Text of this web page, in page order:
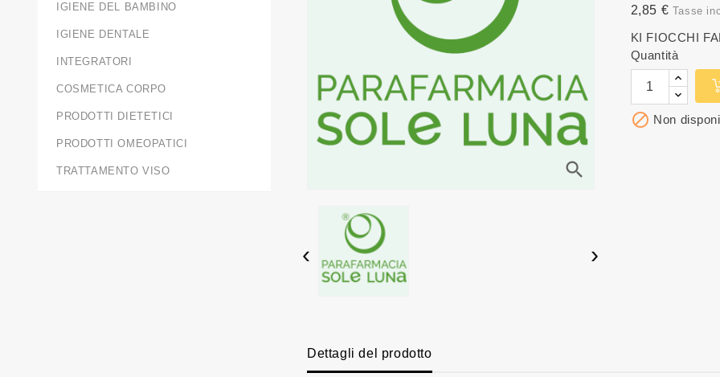
IGIENE DEL BAMBINO
IGIENE DENTALE
INTEGRATORI
COSMETICA CORPO
PRODOTTI DIETETICI
PRODOTTI OMEOPATICI
TRATTAMENTO VISO search
‹ ›
2,85 € Tasse
KI FIOCCHI
Quantità
 Non
Dettagli del prodotto